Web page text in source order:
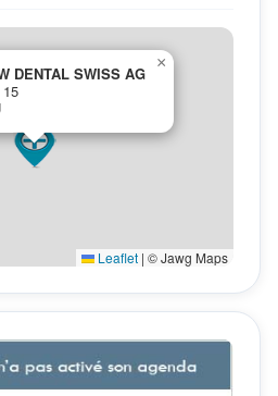
DENTAL SWISS AG
15
×
Leaflet | © Jawg Maps